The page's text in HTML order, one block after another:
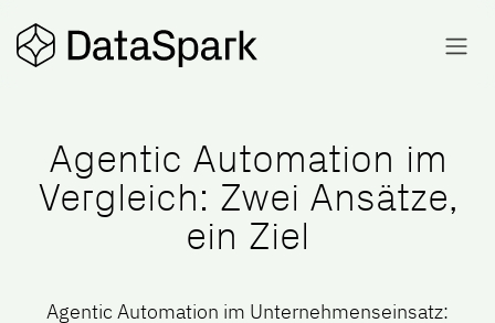
Agentic Automation im
Vergleich: Zwei Ansätze,
ein Ziel
Agentic Automation im Unternehmenseinsatz: